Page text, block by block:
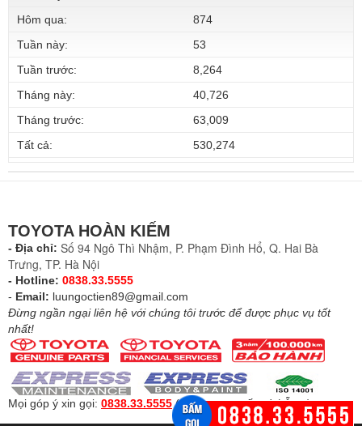
Hôm qua:
874
Tuần này:
53
Tuần trước:
8,264
Tháng này:
40,726
Tháng trước:
63,009
Tất cả:
530,274
TOYOTA HOÀN KIẾM
- Địa chỉ: Số 94 Ngô Thì Nhậm, P. Phạm Đình Hổ, Q. Hai Bà
Trưng, TP. Hà Nội
- Hotline: 0838.33.5555
- Email: luungoctien89@gmail.com
Đừng ngần ngại liên hệ với chúng tôi trước để được phục vụ tốt
nhất!
Mọi góp ý xin gọi: 0838.33.5555 (Để được tư vấn và hỗ trợ)